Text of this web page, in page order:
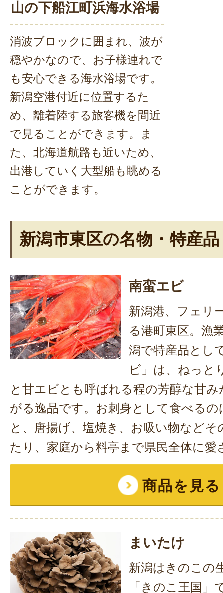
山の下船江町浜海水浴場
消波ブロックに囲まれ、波が
穏やかなので、お子様連れで
も安心できる海水浴場です。
新潟空港付近に位置するた
め、離着陸する旅客機を間近
で見ることができます。ま
た、北海道航路も近いため、
出港していく大型船も眺める
ことができます。
新潟市東区の名物・特産
南蛮エビ
新潟港、フェリ
る港町東区。漁
潟で特産品とし
ビ」は、ねっと
と甘エビとも呼ばれる程の芳醇な甘
がる逸品です。お刺身として食べる
と、唐揚げ、塩焼き、お吸い物などそ
たり、家庭から料亭まで県民全体に愛
商品を見る
まいたけ
新潟はきのこの
「きのこ王国」